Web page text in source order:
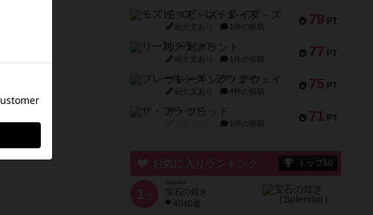
79 PT
モズビ－ズ・レイダ－ズ
紹介文あり 1件の投稿
77 PT
リー対グラント
紹介文あり 1件の投稿
75 PT
ブレーキング・アウェイ
紹介文あり 4件の投稿
71 PT
ザ・フラッド
1件の投稿
お気に入りランキング トップ50
1 位
宝石の煌き
4040名